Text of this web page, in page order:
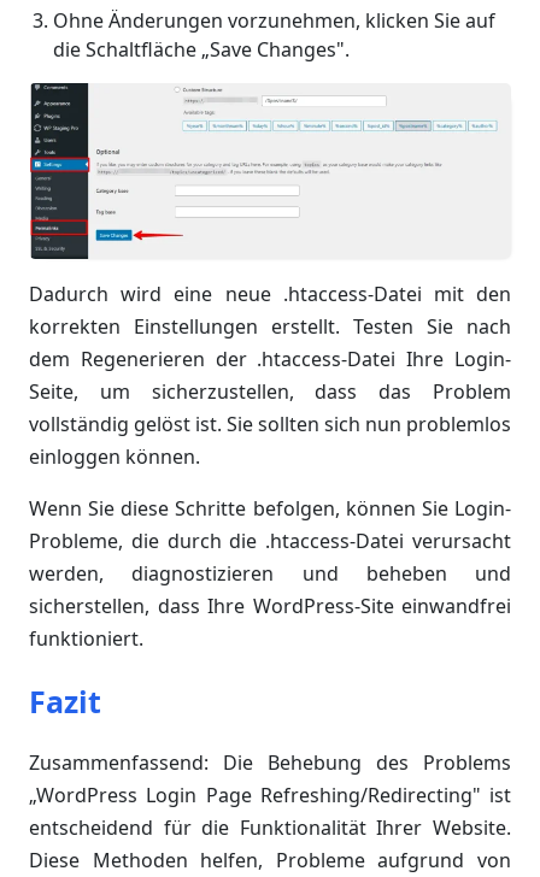
Ohne Änderungen vorzunehmen, klicken Sie auf
die Schaltfläche „Save Changes".
Dadurch wird eine neue .htaccess-Datei mit den
korrekten Einstellungen erstellt. Testen Sie nach
dem Regenerieren der .htaccess-Datei Ihre Login-
Seite, um sicherzustellen, dass das Problem
vollständig gelöst ist. Sie sollten sich nun problemlos
einloggen können.
Wenn Sie diese Schritte befolgen, können Sie Login-
Probleme, die durch die .htaccess-Datei verursacht
werden, diagnostizieren und beheben und
sicherstellen, dass Ihre WordPress-Site einwandfrei
funktioniert.
Fazit
Zusammenfassend: Die Behebung des Problems
„WordPress Login Page Refreshing/Redirecting" ist
entscheidend für die Funktionalität Ihrer Website.
Diese Methoden helfen, Probleme aufgrund von